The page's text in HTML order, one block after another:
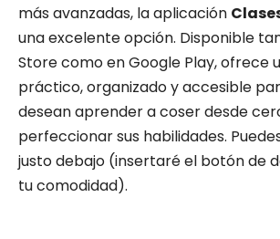
más avanzadas, la aplicación
una excelente opción. Disponible
Store como en Google Play, ofrece
práctico, organizado y accesible
desean aprender a coser desde
perfeccionar sus habilidades.
justo debajo (insertaré el botón de
tu comodidad).